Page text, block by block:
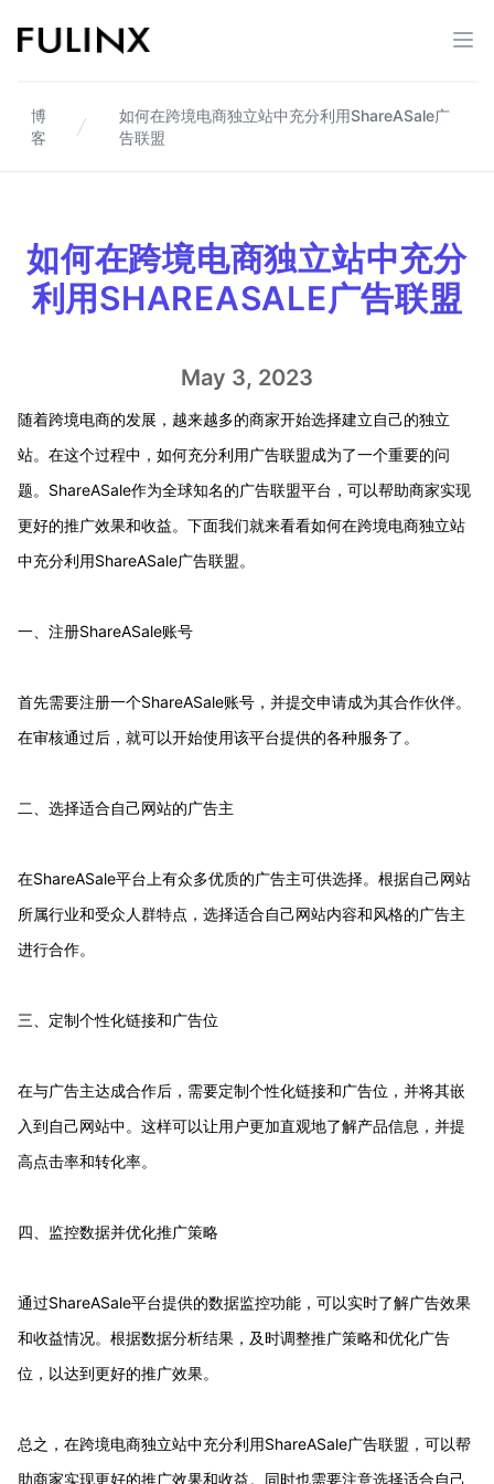
Fulinx-跨境电商独立站自建站平台
打
博
客
如何在跨境电商独立站中充分利用ShareASale广
告联盟
如何在跨境电商独立站中充分
利用SHAREASALE广告联盟
May 3, 2023
随着跨境电商的发展，越来越多的商家开始选择建立自己的独立
站。在这个过程中，如何充分利用广告联盟成为了一个重要的问
题。ShareASale作为全球知名的广告联盟平台，可以帮助商家实现
更好的推广效果和收益。下面我们就来看看如何在跨境电商独立站
中充分利用ShareASale广告联盟。
一、注册ShareASale账号
首先需要注册一个ShareASale账号，并提交申请成为其合作伙伴。
在审核通过后，就可以开始使用该平台提供的各种服务了。
二、选择适合自己网站的广告主
在ShareASale平台上有众多优质的广告主可供选择。根据自己网站
所属行业和受众人群特点，选择适合自己网站内容和风格的广告主
进行合作。
三、定制个性化链接和广告位
在与广告主达成合作后，需要定制个性化链接和广告位，并将其嵌
入到自己网站中。这样可以让用户更加直观地了解产品信息，并提
高点击率和转化率。
四、监控数据并优化推广策略
通过ShareASale平台提供的数据监控功能，可以实时了解广告效果
和收益情况。根据数据分析结果，及时调整推广策略和优化广告
位，以达到更好的推广效果。
总之，在跨境电商独立站中充分利用ShareASale广告联盟，可以帮
助商家实现更好的推广效果和收益。同时也需要注意选择适合自己